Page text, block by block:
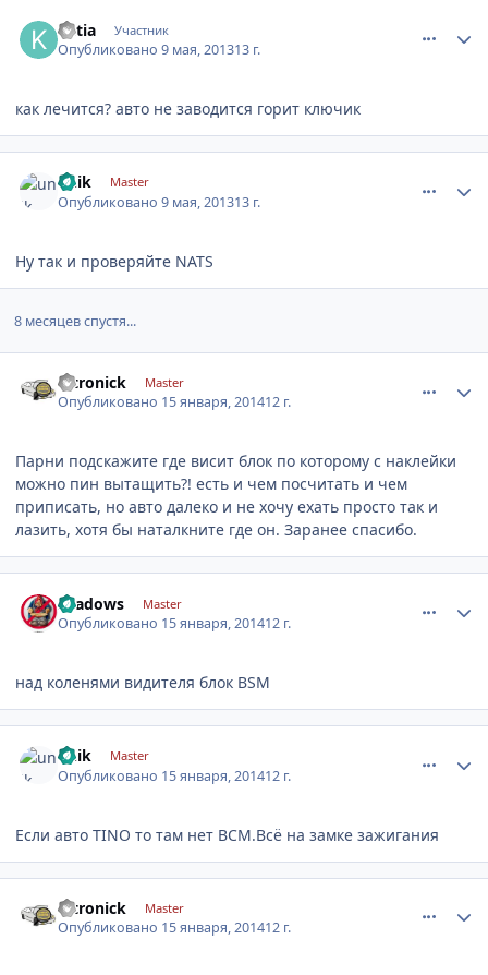
ketia Участник
Опубликовано9 мая, 201313 г.
как лечится? авто не заводится горит ключик
unik Master
Опубликовано9 мая, 201313 г.
Ну так и проверяйте NATS
8 месяцев спустя...
nitronick Master
Опубликовано 15 января, 201412 г.
Парни подскажите где висит блок по которому с наклейки
можно пин вытащить?! есть и чем посчитать и чем
приписать, но авто далеко и не хочу ехать просто так и
лазить, хотя бы наталкните где он. Заранее спасибо.
shadows Master
Опубликовано 15 января, 201412 г.
над коленями видителя блок BSM
unik Master
Опубликовано 15 января, 201412 г.
Если авто TINO то там нет ВСМ.Всё на замке зажигания
nitronick Master
Опубликовано 15 января, 201412 г.